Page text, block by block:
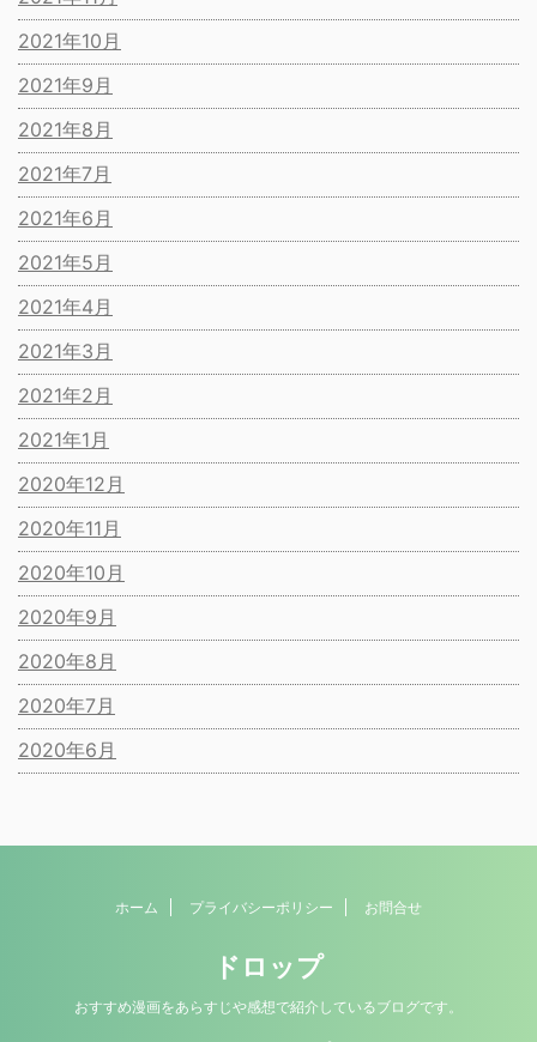
2021年10月
2021年9月
2021年8月
2021年7月
2021年6月
2021年5月
2021年4月
2021年3月
2021年2月
2021年1月
2020年12月
2020年11月
2020年10月
2020年9月
2020年8月
2020年7月
2020年6月
ホーム プライバシーポリシー お問合せ
ドロップ
おすすめ漫画をあらすじや感想で紹介しているブログです。